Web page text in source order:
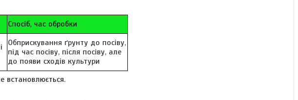
Спосіб, час обробки
Обприскування ґрунту до посіву,
під час посіву, після посіву, але
до появи сходів культури
встановлюється.